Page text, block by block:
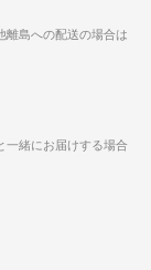
離島への配送の場合は
一緒にお届けする場合